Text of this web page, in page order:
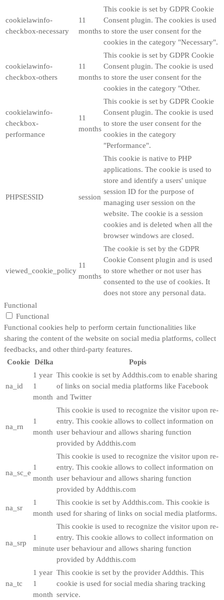
cookielawinfo-
checkbox-necessary
11
months
This cookie is set by GDPR Cookie
Consent plugin. The cookies is used
to store the user consent for the
cookies in the category "Necessary".
cookielawinfo-
checkbox-others
11
months
This cookie is set by GDPR Cookie
Consent plugin. The cookie is used
to store the user consent for the
cookies in the category "Other.
cookielawinfo-
checkbox-
performance
11
months
This cookie is set by GDPR Cookie
Consent plugin. The cookie is used
to store the user consent for the
cookies in the category
"Performance".
PHPSESSID session
This cookie is native to PHP
applications. The cookie is used to
store and identify a users' unique
session ID for the purpose of
managing user session on the
website. The cookie is a session
cookies and is deleted when all the
browser windows are closed.
viewed_cookie_policy
11
months
The cookie is set by the GDPR
Cookie Consent plugin and is used
to store whether or not user has
consented to the use of cookies. It
does not store any personal data.
Functional
Functional
Functional cookies help to perform certain functionalities like
sharing the content of the website on social media platforms, collect
feedbacks, and other third-party features.
Cookie Délka Popis
na_id
1 year
1
month
This cookie is set by Addthis.com to enable sharing
of links on social media platforms like Facebook
and Twitter
na_rn
1
month
This cookie is used to recognize the visitor upon re-
entry. This cookie allows to collect information on
user behaviour and allows sharing function
provided by Addthis.com
na_sc_e
1
month
This cookie is used to recognize the visitor upon re-
entry. This cookie allows to collect information on
user behaviour and allows sharing function
provided by Addthis.com
na_sr
1
month
This cookie is set by Addthis.com. This cookie is
used for sharing of links on social media platforms.
na_srp
1
minute
This cookie is used to recognize the visitor upon re-
entry. This cookie allows to collect information on
user behaviour and allows sharing function
provided by Addthis.com
na_tc
1 year
1
month
This cookie is set by the provider Addthis. This
cookie is used for social media sharing tracking
service.